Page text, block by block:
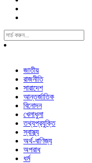
Search
For:
জাতীয়
রাজনীতি
সারাদেশ
আন্তর্জাতিক
বিনোদন
খেলাধুলা
তথ্যপ্রযুক্তি
স্বাস্থ্য
অর্থ-বাণিজ্য
অপরাধ
ধর্ম